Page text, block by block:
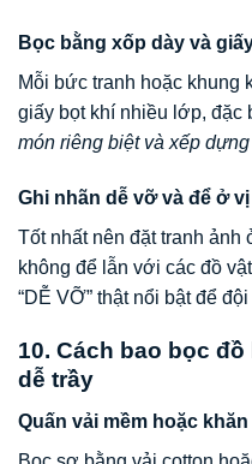
Bọc bằng xốp dày và
Mỗi bức tranh hoặc khung
giấy bọt khí nhiều lớp, đặc
món riêng biệt và xếp
Ghi nhãn dễ vỡ và để ở
Tốt nhất nên đặt tranh ảnh
không để lẫn với các đồ
“DỄ VỠ” thật nổi bật để
10. Cách bao bọc
dễ trầy
Quấn vải mềm hoặc